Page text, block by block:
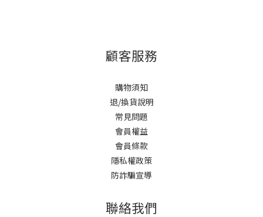
顧客服務
購物須知
退/換貨說明
常見問題
會員權益
會員條款
隱私權政策
防詐騙宣導
聯絡我們